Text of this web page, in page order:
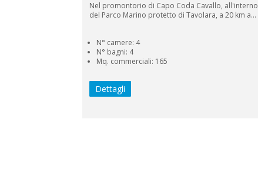
Nel promontorio di Capo Coda Cavallo, all'interno
del Parco Marino protetto di Tavolara, a 20 km a...
N° camere: 4
N° bagni: 4
Mq. commerciali: 165
Dettagli